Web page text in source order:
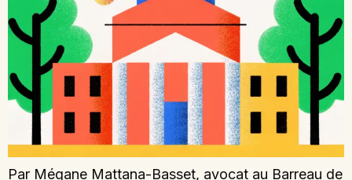
Par Mégane Mattana-Basset, avocat au Barreau de